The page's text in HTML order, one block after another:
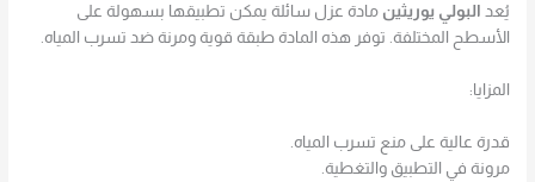
يُعد
البولي يوريثين مادة عزل سائلة يمكن تطبيقها بسهولة على
الأسطح المختلفة. توفر هذه المادة طبقة قوية ومرنة ضد تسرب المياه.
المزايا:
قدرة عالية على منع تسرب المياه.
مرونة في التطبيق والتغطية.